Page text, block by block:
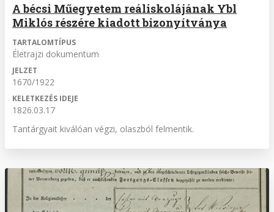
A bécsi Műegyetem reáliskolájának Ybl
Miklós részére kiadott bizonyítványa
TARTALOMTÍPUS
Életrajzi dokumentum
JELZET
1670/1922
KELETKEZÉS IDEJE
1826.03.17
Tantárgyait kiválóan végzi, olaszból felmentik.